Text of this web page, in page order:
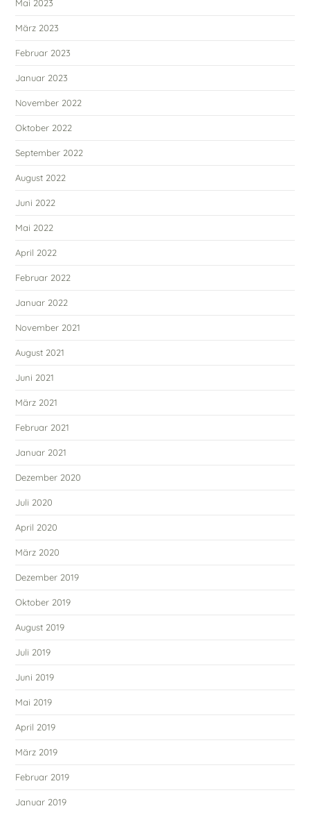
Mai 2023
März 2023
Februar 2023
Januar 2023
November 2022
Oktober 2022
September 2022
August 2022
Juni 2022
Mai 2022
April 2022
Februar 2022
Januar 2022
November 2021
August 2021
Juni 2021
März 2021
Februar 2021
Januar 2021
Dezember 2020
Juli 2020
April 2020
März 2020
Dezember 2019
Oktober 2019
August 2019
Juli 2019
Juni 2019
Mai 2019
April 2019
März 2019
Februar 2019
Januar 2019